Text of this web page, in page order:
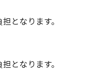
となります。
となります。